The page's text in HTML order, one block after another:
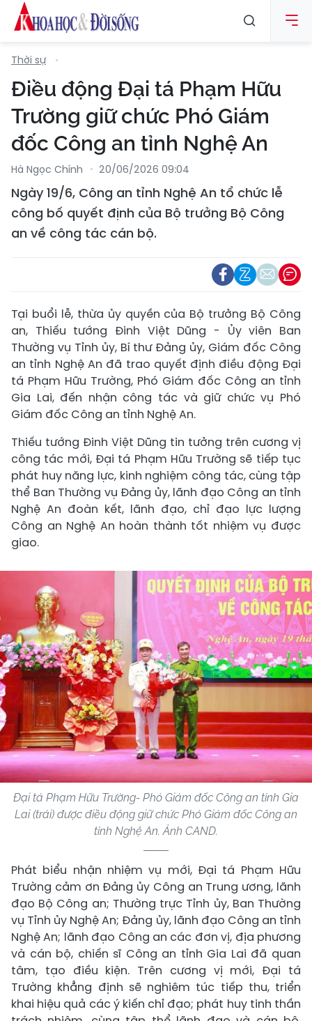
Thời sự
Điều động Đại tá Phạm Hữu
Trường giữ chức Phó Giám
đốc Công an tỉnh Nghệ An
Hà Ngọc Chính 20/06/2026 09:04
Ngày 19/6, Công an tỉnh Nghệ An tổ chức lễ
công bố quyết định của Bộ trưởng Bộ Công
an về công tác cán bộ.
Tại buổi lễ, thừa ủy quyền của Bộ trưởng Bộ Công
an, Thiếu tướng Đinh Việt Dũng - Ủy viên Ban
Thường vụ Tỉnh ủy, Bí thư Đảng ủy, Giám đốc Công
an tỉnh Nghệ An đã trao quyết định điều động Đại
tá Phạm Hữu Trường, Phó Giám đốc Công an tỉnh
Gia Lai, đến nhận công tác và giữ chức vụ Phó
Giám đốc Công an tỉnh Nghệ An.
Thiếu tướng Đinh Việt Dũng tin tưởng trên cương vị
công tác mới, Đại tá Phạm Hữu Trường sẽ tiếp tục
phát huy năng lực, kinh nghiệm công tác, cùng tập
thể Ban Thường vụ Đảng ủy, lãnh đạo Công an tỉnh
Nghệ An đoàn kết, lãnh đạo, chỉ đạo lực lượng
Công an Nghệ An hoàn thành tốt nhiệm vụ được
giao.
Đại tá Phạm Hữu Trường- Phó Giám đốc Công an tỉnh Gia
Lai (trái) được điều động giữ chức Phó Giám đốc Công an
tỉnh Nghệ An. Ảnh CAND.
Phát biểu nhận nhiệm vụ mới, Đại tá Phạm Hữu
Trường cảm ơn Đảng ủy Công an Trung ương, lãnh
đạo Bộ Công an; Thường trực Tỉnh ủy, Ban Thường
vụ Tỉnh ủy Nghệ An; Đảng ủy, lãnh đạo Công an tỉnh
Nghệ An; lãnh đạo Công an các đơn vị, địa phương
và cán bộ, chiến sĩ Công an tỉnh Gia Lai đã quan
tâm, tạo điều kiện. Trên cương vị mới, Đại tá
Trường khẳng định sẽ nghiêm túc tiếp thu, triển
khai hiệu quả các ý kiến chỉ đạo; phát huy tinh thần